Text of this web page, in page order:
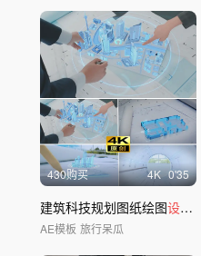
430购买 4K 0'35
建筑科技规划图纸绘图设计
AE模板 旅行呆瓜